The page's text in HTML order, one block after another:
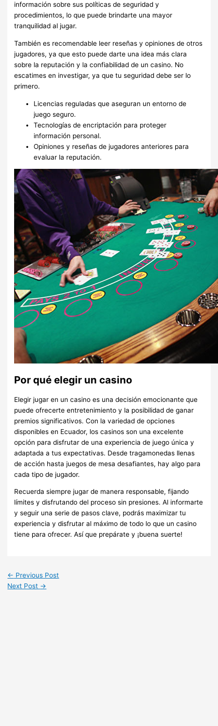
información sobre sus políticas de seguridad y
procedimientos, lo que puede brindarte una mayor
tranquilidad al jugar.
También es recomendable leer reseñas y opiniones de otros
jugadores, ya que esto puede darte una idea más clara
sobre la reputación y la confiabilidad de un casino. No
escatimes en investigar, ya que tu seguridad debe ser lo
primero.
Licencias reguladas que aseguran un entorno de
juego seguro.
Tecnologías de encriptación para proteger
información personal.
Opiniones y reseñas de jugadores anteriores para
evaluar la reputación.
Por qué elegir un casino
Elegir jugar en un casino es una decisión emocionante que
puede ofrecerte entretenimiento y la posibilidad de ganar
premios significativos. Con la variedad de opciones
disponibles en Ecuador, los casinos son una excelente
opción para disfrutar de una experiencia de juego única y
adaptada a tus expectativas. Desde tragamonedas llenas
de acción hasta juegos de mesa desafiantes, hay algo para
cada tipo de jugador.
Recuerda siempre jugar de manera responsable, fijando
límites y disfrutando del proceso sin presiones. Al informarte
y seguir una serie de pasos clave, podrás maximizar tu
experiencia y disfrutar al máximo de todo lo que un casino
tiene para ofrecer. Así que prepárate y ¡buena suerte!
← Previous Post
Next Post →